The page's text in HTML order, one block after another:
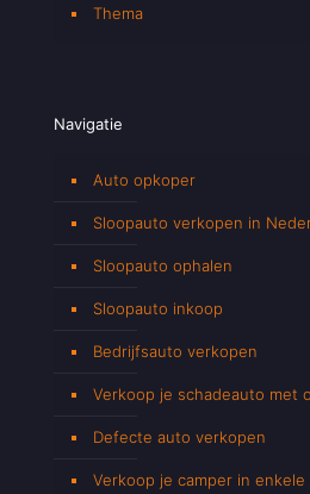
Thema
Navigatie
Auto opkoper
Sloopauto verkopen in
Sloopauto ophalen
Sloopauto inkoop
Bedrijfsauto verkopen
Verkoop je schadeauto met
Defecte auto verkopen
Verkoop je camper in enkele